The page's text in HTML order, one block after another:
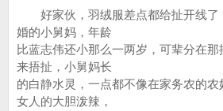
好家伙，羽绒服差点都给扯开线了
婚的小舅妈，年龄
比蓝志伟还小那么一两岁，可辈分在
来捂扯，小舅妈长
的白静水灵，一点都不像在家务农的
女人的大胆泼辣，